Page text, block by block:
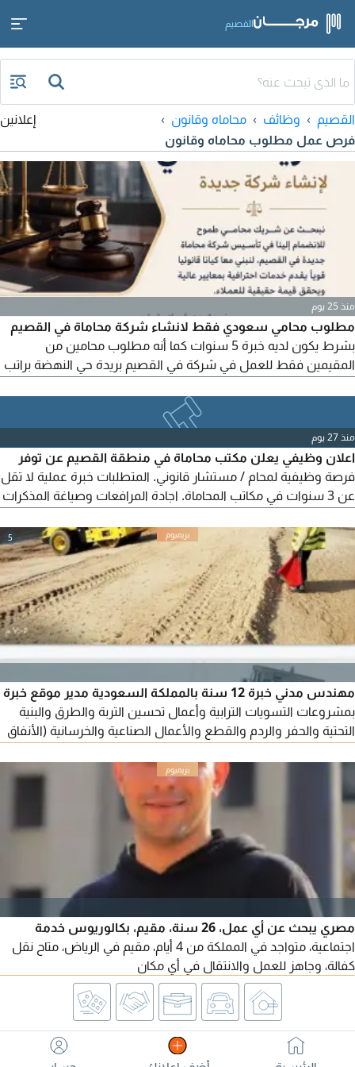
القصيم
القصيم وظائف
محاماه وقانون
فرص عمل مطلوب محاماه وقانون
إعلانين
منذ 25 يوم
مطلوب محامي سعودي فقط لانشاء شركة محاماة في القصيم
بشرط يكون لديه خبرة 5 سنوات كما أنه مطلوب محامين من
المقيمين فقط للعمل في شركة في القصيم بريدة حي النهضة براتب
أرسل سيرتك الذاتية واقرار موافقتك على الراتب
منذ 27 يوم
اعلان وظيفي يعلن مكتب محاماة في منطقة القصيم عن توفر
فرصة وظيفية لمحام / مستشار قانوني. المتطلبات خبرة عملية لا تقل
عن 3 سنوات في مكاتب المحاماة. اجادة المرافعات وصياغة المذكرات
تحمل مسؤوليات العمل. مكان العمل القصيم للتواصل بريدة حي
الصفراء
5
مهندس مدني خبرة 12 سنة بالمملكة السعودية مدير موقع خبرة
بمشروعات التسويات الترابية وأعمال تحسين التربة والطرق والبنية
التحتية والحفر والردم والقطع والأعمال الصناعية والخرسانية (الأنفاق
الديناميكي جميع أنواع التربة وأعمال السدود
مصري يبحث عن أي عمل، 26 سنة، مقيم، بكالوريوس خدمة
اجتماعية، متواجد في المملكة من 4 أيام، مقيم في الرياض، متاح نقل
كفالة، وجاهز للعمل والانتقال في أي مكان